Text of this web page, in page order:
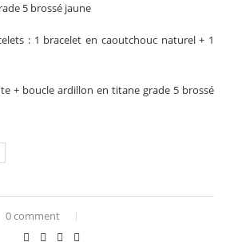
5 brossé jaune
: 1 bracelet en caoutchouc naturel + 1
+ boucle ardillon en titane grade 5 brossé
0 comment